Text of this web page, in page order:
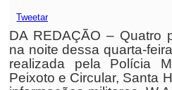
Tweetar
DA REDAÇÃO – Quatro
na noite dessa quarta-
realizada pela Polícia
Peixoto e Circular, Santa